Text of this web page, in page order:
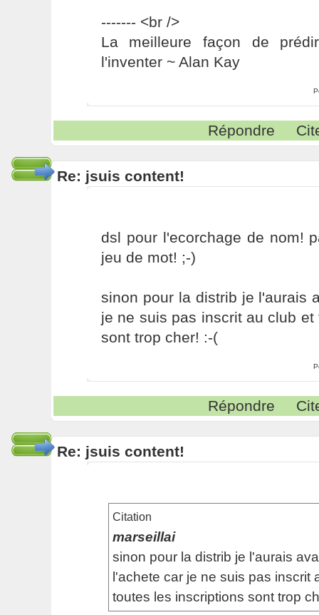
------- <br />
La meilleure façon de
l'inventer ~ Alan Kay
Répondre
Re: jsuis content!
dsl pour l'ecorchage de nom!
jeu de mot! ;-)
sinon pour la distrib je l'aurais
je ne suis pas inscrit au club
sont trop cher! :-(
Répondre
Re: jsuis content!
Citation
marseillai
sinon pour la distrib je l'aurais
l'achete car je ne suis pas inscrit
toutes les inscriptions sont trop